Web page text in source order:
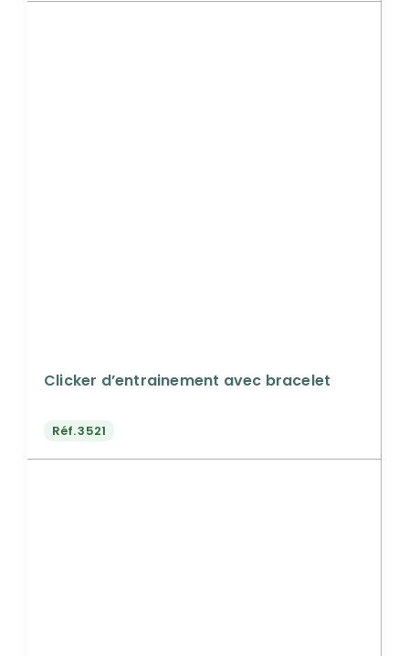
Clicker d’entrainement avec bracelet
Réf.3521